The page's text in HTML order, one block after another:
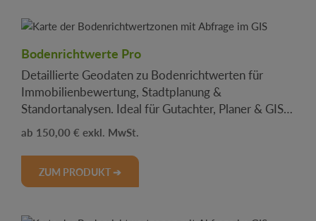
Bodenrichtwerte Pro
Detaillierte Geodaten zu Bodenrichtwerten für
Immobilienbewertung, Stadtplanung &
Standortanalysen. Ideal für Gutachter, Planer & GIS-
Anwendungen. Jetzt sichern!
Regulärer Preis:
150,00 €
ZUM PRODUKT ➔